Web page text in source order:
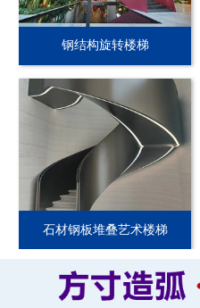
钢结构旋转楼梯
石材钢板堆叠艺术楼梯